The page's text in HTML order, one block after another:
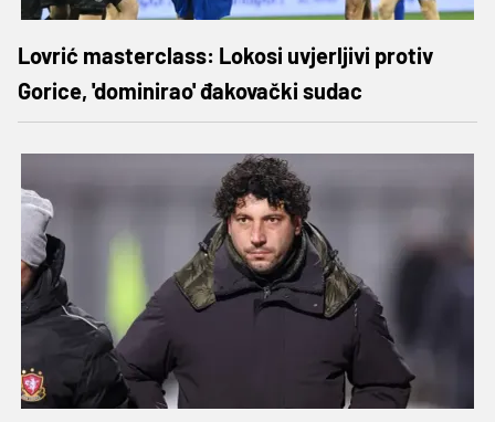
Lovrić masterclass: Lokosi uvjerljivi protiv
Gorice, 'dominirao' đakovački sudac